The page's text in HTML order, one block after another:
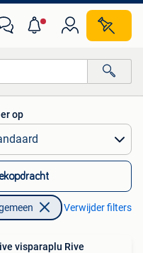
op
Verwijder filters
visparaplu Rive